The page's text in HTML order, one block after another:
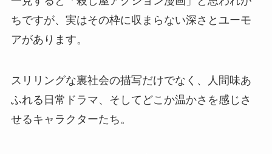
ちですが、実はその枠に収まらない深さとユーモ
アがあります。
スリリングな裏社会の描写だけでなく、人間味あ
ふれる日常ドラマ、そしてどこか温かさを感じさ
せるキャラクターたち。